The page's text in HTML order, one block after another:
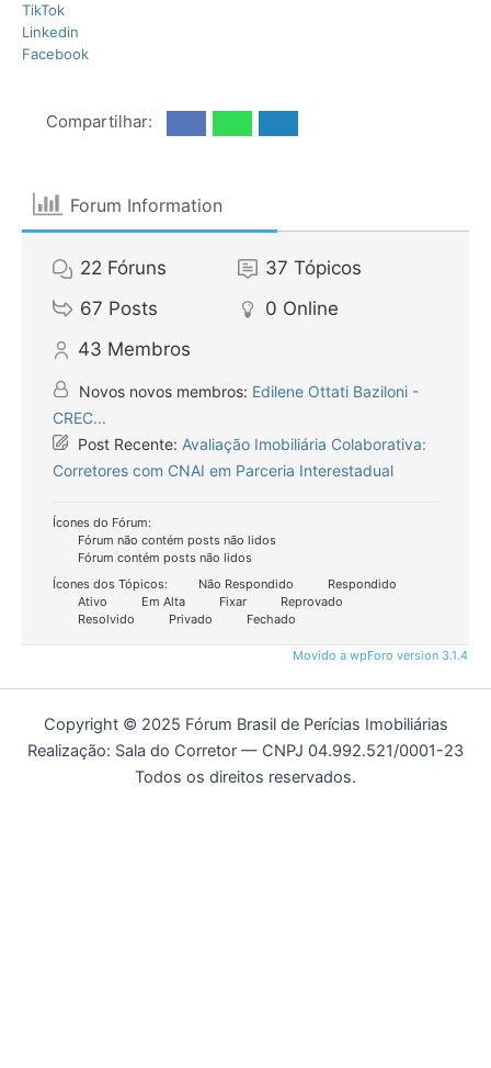
TikTok
Linkedin
Facebook
Compartilhar:
Forum Information
22 Fóruns 37 Tópicos
67 Posts 0 Online
43 Membros
Novos novos membros: Edilene Ottati Baziloni -
CREC...
Post Recente: Avaliação Imobiliária Colaborativa:
Corretores com CNAI em Parceria Interestadual
Ícones do Fórum:
Fórum não contém posts não lidos
Fórum contém posts não lidos
Ícones dos Tópicos:
Não Respondido
Respondido
Ativo
Em Alta Fixar
Reprovado
Resolvido
Privado Fechado
Movido a wpForo version 3.1.4
Copyright © 2025 Fórum Brasil de Perícias Imobiliárias
Realização: Sala do Corretor — CNPJ 04.992.521/0001-23
Todos os direitos reservados.